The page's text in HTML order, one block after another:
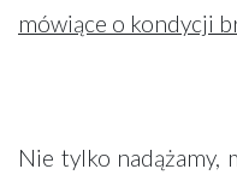
mówiące o kondycji
Nie tylko nadążamy,